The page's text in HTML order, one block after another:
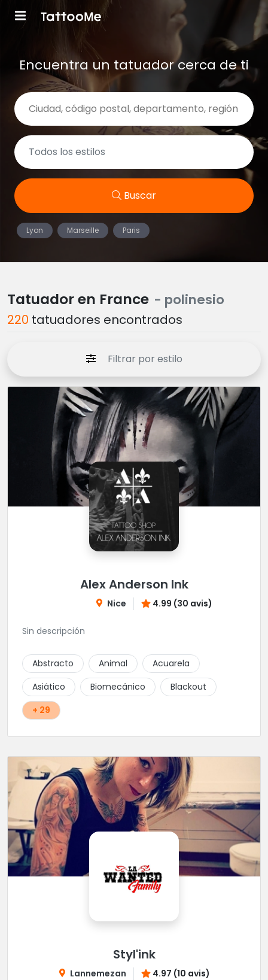
Encuentra un tatuador cerca de ti
Buscar
Lyon Marseille Paris
Tatuador en France - polinesio
220 tatuadores encontrados
Filtrar por estilo
Alex Anderson Ink
Nice 4.99 (30 avis)
Sin descripción
Abstracto Animal
Acuarela
Asiático
Biomecánico
Blackout
+ 29
Styl'ink
Lannemezan 4.97 (10 avis)